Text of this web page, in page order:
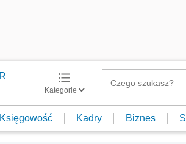
Kategorie
Księgowość Kadry Biznes